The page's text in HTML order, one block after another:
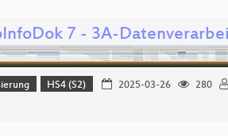
7 - 3A-
HS4 (S2) 2025-03-26 280